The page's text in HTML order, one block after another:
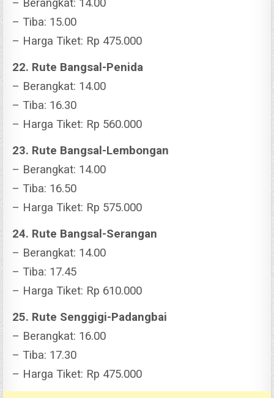
– Berangkat: 14.00
– Tiba: 15.00
– Harga Tiket: Rp 475.000
22. Rute Bangsal-Penida
– Berangkat: 14.00
– Tiba: 16.30
– Harga Tiket: Rp 560.000
23. Rute Bangsal-Lembongan
– Berangkat: 14.00
– Tiba: 16.50
– Harga Tiket: Rp 575.000
24. Rute Bangsal-Serangan
– Berangkat: 14.00
– Tiba: 17.45
– Harga Tiket: Rp 610.000
25. Rute Senggigi-Padangbai
– Berangkat: 16.00
– Tiba: 17.30
– Harga Tiket: Rp 475.000